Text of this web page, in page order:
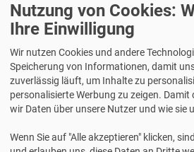
Lieferung auch an Packstationen
Samstagszustellung
Bequeme Zahlung
2 Jahre
Nutzung von Cookies:
Ihre Einwilligung
Wir nutzen Cookies und andere
Speicherung von Informationen, damit
zuverlässig läuft, um Inhalte zu
personalisierte Werbung zu zeigen.
wir Daten über unsere Nutzer und wie sie
Wenn Sie auf "Alle akzeptieren" klicken,